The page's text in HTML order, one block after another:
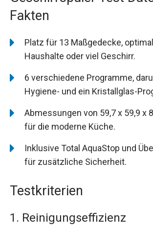
Fakten
Platz für 13 Maßgedecke,
Haushalte oder viel Geschirr.
6 verschiedene Programme,
Hygiene- und ein Kristallglas-
Abmessungen von 59,7 x 59,9 x
für die moderne Küche.
Inklusive Total AquaStop und
für zusätzliche Sicherheit.
Testkriterien
1. Reinigungseffizienz